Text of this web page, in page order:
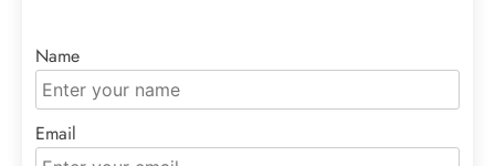
Name
Email